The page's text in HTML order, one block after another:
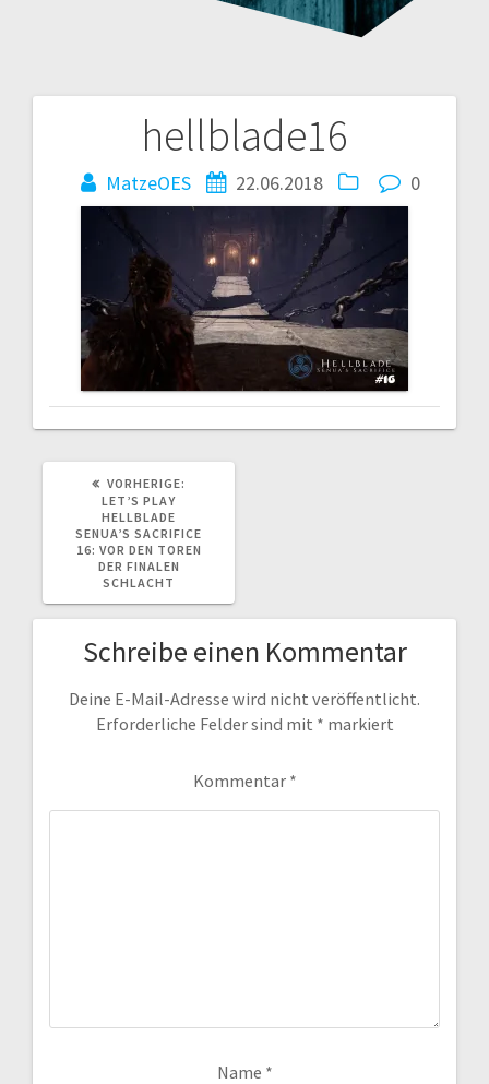
hellblade16
MatzeOES 22.06.2018 0
Beitragsnavigation
VORHERIGE:
LET’S PLAY
HELLBLADE
SENUA’S SACRIFICE
16: VOR DEN TOREN
DER FINALEN
SCHLACHT
Schreibe einen Kommentar
Deine E-Mail-Adresse wird nicht veröffentlicht.
Erforderliche Felder sind mit * markiert
Kommentar *
Name *